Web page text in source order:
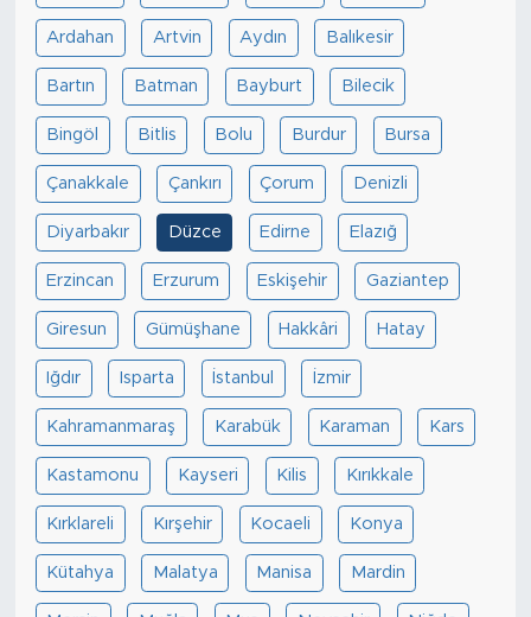
Ardahan Artvin Aydın Balıkesir
Bartın Batman Bayburt Bilecik
Bingöl Bitlis Bolu Burdur Bursa
Çanakkale Çankırı Çorum Denizli
Diyarbakır Düzce Edirne Elazığ
Erzincan Erzurum Eskişehir Gaziantep
Giresun Gümüşhane Hakkâri Hatay
Iğdır Isparta İstanbul İzmir
Kahramanmaraş Karabük Karaman Kars
Kastamonu Kayseri Kilis Kırıkkale
Kırklareli Kırşehir Kocaeli Konya
Kütahya Malatya Manisa Mardin